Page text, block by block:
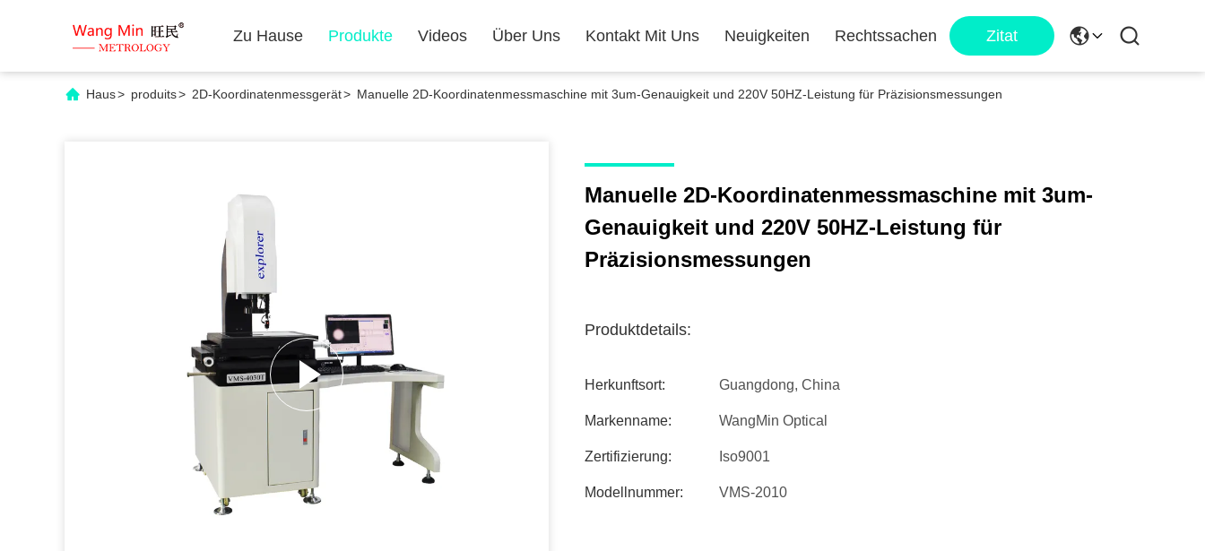
Zu Hause Produkte Videos Über Uns Kontakt Mit Uns Neuigkeiten Rechtssachen Zitat
Haus> produits> 2D-Koordinatenmessgerät> Manuelle 2D-Koordinatenmessmaschine mit 3um-Genauigkeit und 220V 50HZ-Leistung für Präzisionsmessungen
Manuelle 2D-Koordinatenmessmaschine mit 3um-
Genauigkeit und 220V 50HZ-Leistung für
Präzisionsmessungen
Produktdetails:
Herkunftsort: Guangdong, China
Markenname: WangMin Optical
Zertifizierung: Iso9001
Modellnummer: VMS-2010